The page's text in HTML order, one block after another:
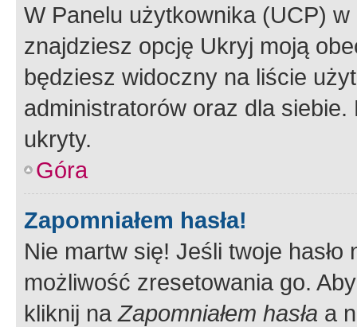
W Panelu użytkownika (UCP) w
znajdziesz opcję Ukryj moją
będziesz widoczny na liście
administratorów oraz dla
ukryty.
Góra
Zapomniałem hasła!
Nie martw się! Jeśli twoje
możliwość zresetowania go.
kliknij naZapomniałem hasła a